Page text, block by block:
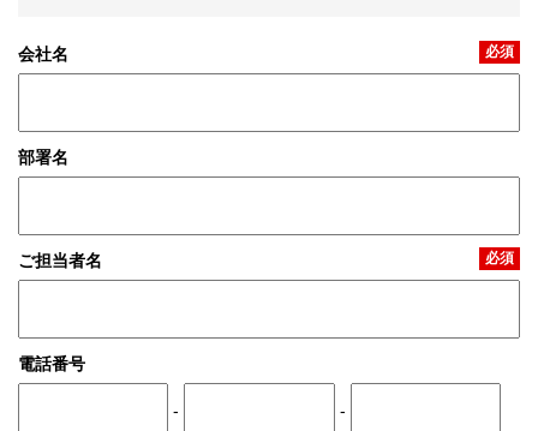
会社名 必須
部署名
ご担当者名 必須
電話番号
- -